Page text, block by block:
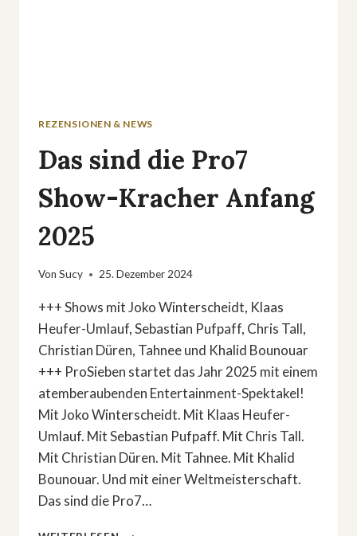
REZENSIONEN & NEWS
Das sind die Pro7
Show-Kracher Anfang
2025
Von Sucy 25. Dezember 2024
+++ Shows mit Joko Winterscheidt, Klaas
Heufer-Umlauf, Sebastian Pufpaff, Chris Tall,
Christian Düren, Tahnee und Khalid Bounouar
+++ ProSieben startet das Jahr 2025 mit einem
atemberaubenden Entertainment-Spektakel!
Mit Joko Winterscheidt. Mit Klaas Heufer-
Umlauf. Mit Sebastian Pufpaff. Mit Chris Tall.
Mit Christian Düren. Mit Tahnee. Mit Khalid
Bounouar. Und mit einer Weltmeisterschaft.
Das sind die Pro7…
DAS